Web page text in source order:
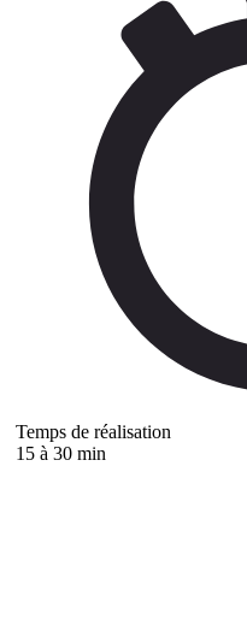
Temps de réalisation
15 à 30 min